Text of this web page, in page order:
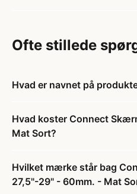
Ofte stillede
Hvad er navnet på
Hvad koster Connect
Mat Sort?
Hvilket mærke står bag
27,5"-29" - 60mm. - Mat